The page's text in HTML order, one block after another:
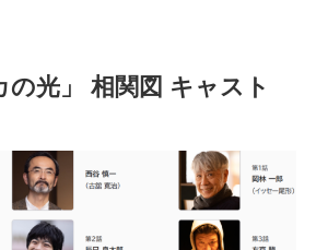
の光」 相関図 キャスト